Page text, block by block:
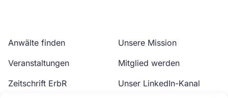
Anwälte finden
Veranstaltungen
Zeitschrift ErbR
Unsere Mission
Mitglied werden
Unser LinkedIn-Kanal